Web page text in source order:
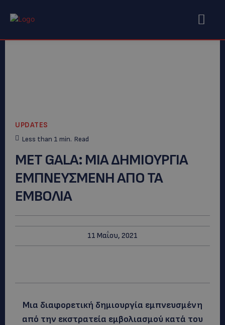
UPDATES
Less than 1 min. Read
MET GALA: ΜΙΑ ΔΗΜΙΟΥΡΓΙΑ
ΕΜΠΝΕΥΣΜΕΝΗ ΑΠΟ ΤΑ
ΕΜΒΟΛΙΑ
11 Μαΐου, 2021
Μια διαφορετική δημιουργία εμπνευσμένη
από την εκστρατεία εμβολιασμού κατά του